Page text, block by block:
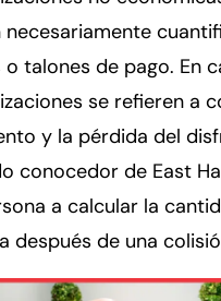
necesariamente
talones de pago. En
se refieren a
y la pérdida del
conocedor de East
a calcular la
después de una